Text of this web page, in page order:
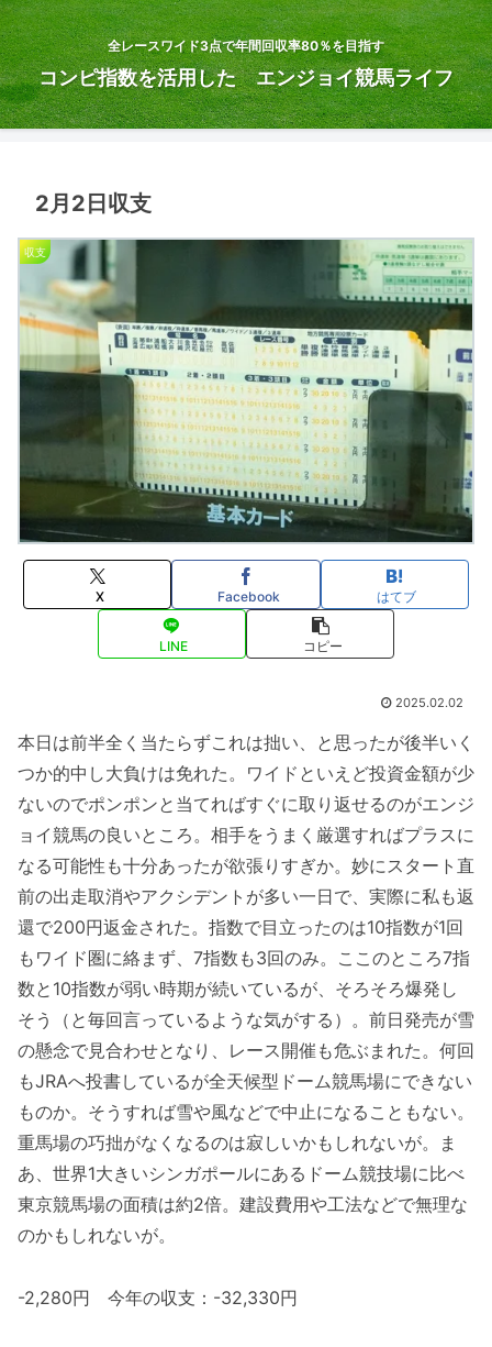
全レースワイド3点で年間回収率80％を目指す
コンピ指数を活用した エンジョイ競馬ライフ
2月2日収支
収支
X Facebook はてブ
LINE コピー
2025.02.02
本日は前半全く当たらずこれは拙い、と思ったが後半いく
つか的中し大負けは免れた。ワイドといえど投資金額が少
ないのでポンポンと当てればすぐに取り返せるのがエンジ
ョイ競馬の良いところ。相手をうまく厳選すればプラスに
なる可能性も十分あったが欲張りすぎか。妙にスタート直
前の出走取消やアクシデントが多い一日で、実際に私も返
還で200円返金された。指数で目立ったのは10指数が1回
もワイド圏に絡まず、7指数も3回のみ。ここのところ7指
数と10指数が弱い時期が続いているが、そろそろ爆発し
そう（と毎回言っているような気がする）。前日発売が雪
の懸念で見合わせとなり、レース開催も危ぶまれた。何回
もJRAへ投書しているが全天候型ドーム競馬場にできない
ものか。そうすれば雪や風などで中止になることもない。
重馬場の巧拙がなくなるのは寂しいかもしれないが。ま
あ、世界1大きいシンガポールにあるドーム競技場に比べ
東京競馬場の面積は約2倍。建設費用や工法などで無理な
のかもしれないが。
-2,280円 今年の収支：-32,330円